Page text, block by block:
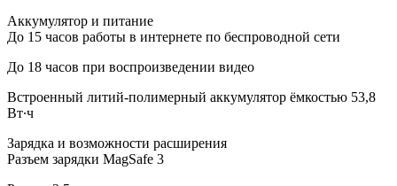
Аккумулятор и питание
До 15 часов работы в интернете по беспроводной сети
До 18 часов при воспроизведении видео
Встроенный литий‑полимерный аккумулятор ёмкостью 53,8
Вт∙ч
Зарядка и возможности расширения
Разъем зарядки MagSafe 3